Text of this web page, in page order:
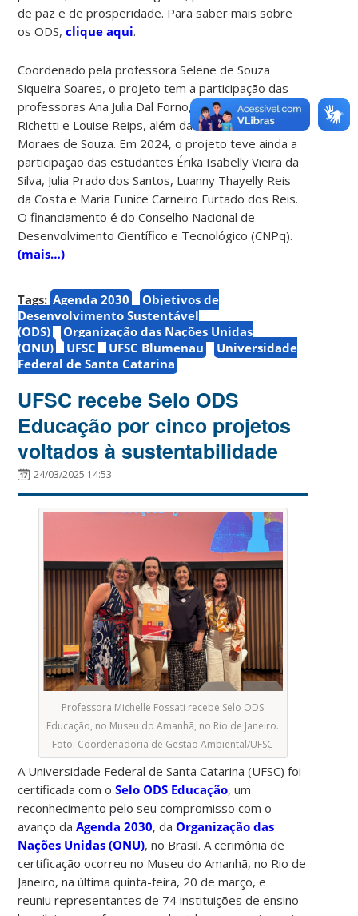
de paz e de prosperidade. Para saber mais sobre
os ODS,clique aqui.
Coordenado pela professora Selene de Souza
Siqueira Soares, o projeto tem a participação das
professoras Ana Julia Dal Forno, Graziela Piccoli
Richetti e Louise Reips, além da bolsista Vitória
Moraes de Souza. Em 2024, o projeto teve ainda a
participação das estudantes Érika Isabelly Vieira da
Silva, Julia Prado dos Santos, Luanny Thayelly Reis
da Costa e Maria Eunice Carneiro Furtado dos Reis.
O financiamento é do Conselho Nacional de
Desenvolvimento Científico e Tecnológico (CNPq).
(mais…)
Tags: Agenda 2030
Objetivos de
Desenvolvimento Sustentável
(ODS)
Organização das Nações Unidas
(ONU)
UFSC UFSC Blumenau
Universidade
Federal de Santa Catarina
UFSC recebe Selo ODS
Educação por cinco projetos
voltados à sustentabilidade
24/03/2025 14:53
Professora Michelle Fossati recebe Selo ODS
Educação, no Museu do Amanhã, no Rio de Janeiro.
Foto: Coordenadoria de Gestão Ambiental/UFSC
A Universidade Federal de Santa Catarina (UFSC) foi
certificada com oSelo ODS Educação, um
reconhecimento pelo seu compromisso com o
avanço daAgenda 2030, daOrganização das
Nações Unidas (ONU), no Brasil. A cerimônia de
certificação ocorreu no Museu do Amanhã, no Rio de
Janeiro, na última quinta-feira, 20 de março, e
reuniu representantes de 74 instituições de ensino